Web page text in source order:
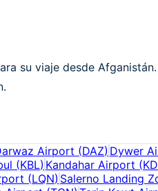
su viaje desde
Airport (DAZ) Dywer
(KBL) Kandahar Airport (
(LQN) Salerno Landing